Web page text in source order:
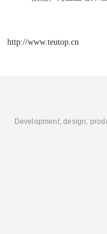
http://www.teutop.cn
Development, design,